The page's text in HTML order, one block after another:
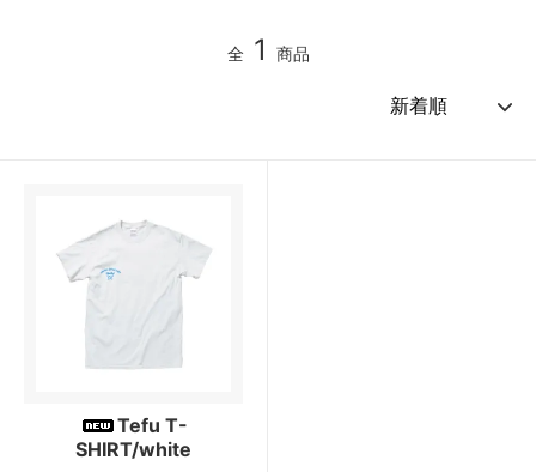
全 1 商品
Tefu T-
SHIRT/white